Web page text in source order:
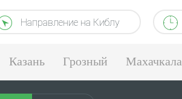
Направление на Киблу
Казань Грозный Махачкала